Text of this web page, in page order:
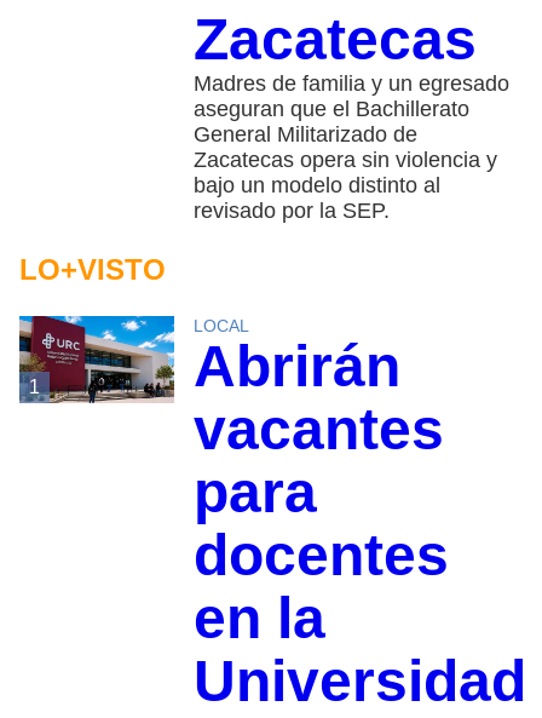
Zacatecas
Madres de familia y un egresado
aseguran que el Bachillerato
General Militarizado de
Zacatecas opera sin violencia y
bajo un modelo distinto al
revisado por la SEP.
LO+VISTO
1
LOCAL
Abrirán
vacantes
para
docentes
en la
Universidad